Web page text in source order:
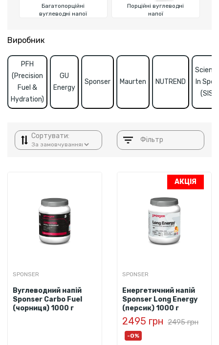
Багатопорційні
вуглеводні напої
Порційні вуглеводні
напої
Виробник
PFH
(Precision
Fuel &
Hydration)
Sponser Maurten
In
(SIS)
GU
Energy
NUTREND
Сортувати: Фільтр
SPONSER
Вуглеводний напій
Sponser Carbo Fuel
(чорниця) 1000 г
АКЦІЯ
SPONSER
Енергетичний напій
Sponser Long Energy
(персик) 1000 г
2495 грн 2495 грн
-0%